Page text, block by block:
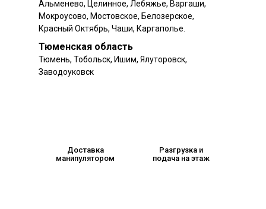
Тюменская область
Альменево, Целинное, Лебяжье, Варгаши,
Мокроусово, Мостовское, Белозерское,
Красный Октябрь, Чаши, Каргаполье.
Тюмень, Тобольск, Ишим, Ялуторовск,
Заводоуковск
Доставка
манипулятором
Разгрузка и
подача на этаж